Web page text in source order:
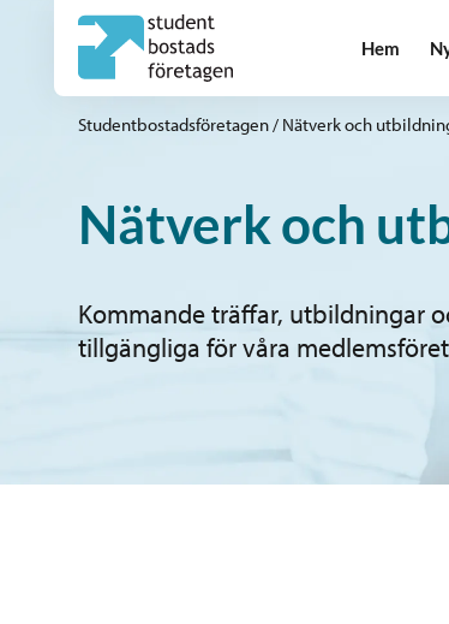
Hem
Studentbostadsföretagen/ Nätverk och
Nätverk och
Kommande träffar, utbildningar
tillgängliga för våra